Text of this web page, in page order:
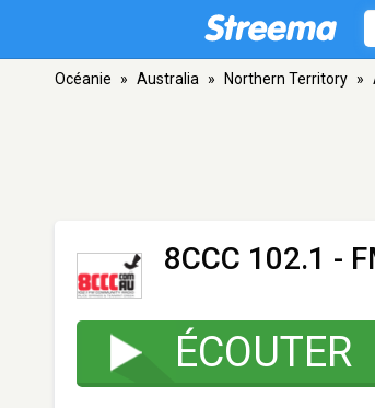
Océanie » Australia » Northern Territory »
8CCC 102.1 -
ÉCOUTER